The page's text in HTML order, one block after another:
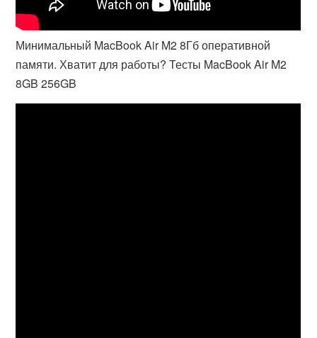
Минимальный MacBook Air M2 8Гб оперативной
памяти. Хватит для работы? Тесты MacBook Air M2
8GB 256GB